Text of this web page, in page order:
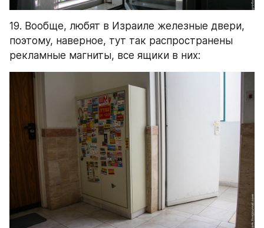
19. Вообще, любят в Израиле железные двери,
поэтому, наверное, тут так распространены
рекламные магниты, все ящики в них: